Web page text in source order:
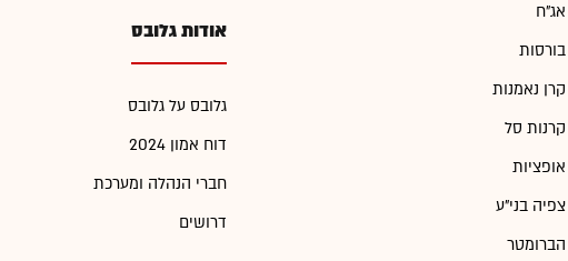
אג"ח
בורסות
קרן נאמנות
קרנות סל
אופציות
צפיה בני"ע
הברומטר
אודות גלובס
גלובס על גלובס
דוח אמון 2024
חברי הנהלה ומערכת
דרושים